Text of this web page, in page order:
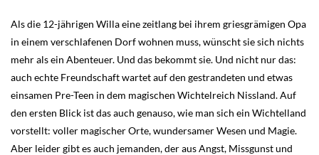
Als die 12-jährigen Willa eine zeitlang bei ihrem griesgrämigen Opa
in einem verschlafenen Dorf wohnen muss, wünscht sie sich nichts
mehr als ein Abenteuer. Und das bekommt sie. Und nicht nur das:
auch echte Freundschaft wartet auf den gestrandeten und etwas
einsamen Pre-Teen in dem magischen Wichtelreich Nissland. Auf
den ersten Blick ist das auch genauso, wie man sich ein Wichtelland
vorstellt: voller magischer Orte, wundersamer Wesen und Magie.
Aber leider gibt es auch jemanden, der aus Angst, Missgunst und